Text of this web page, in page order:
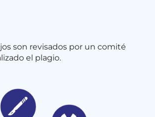
son revisados por un comité
el plagio.